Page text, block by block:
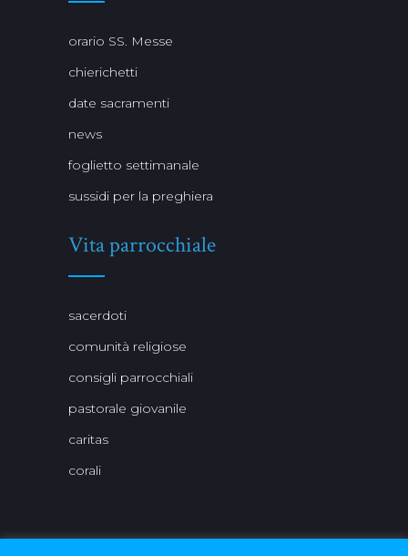
orario SS. Messe
chierichetti
date sacramenti
news
foglietto settimanale
sussidi per la preghiera
Vita parrocchiale
sacerdoti
comunità religiose
consigli parrocchiali
pastorale giovanile
caritas
corali